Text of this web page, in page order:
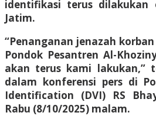
identifikasi terus dilakukan
Jatim.
“Penanganan jenazah
Pondok Pesantren Al-
akan terus kami lakukan,”
dalam konferensi pers di
Identification (DVI) RS
Rabu (8/10/2025) malam.